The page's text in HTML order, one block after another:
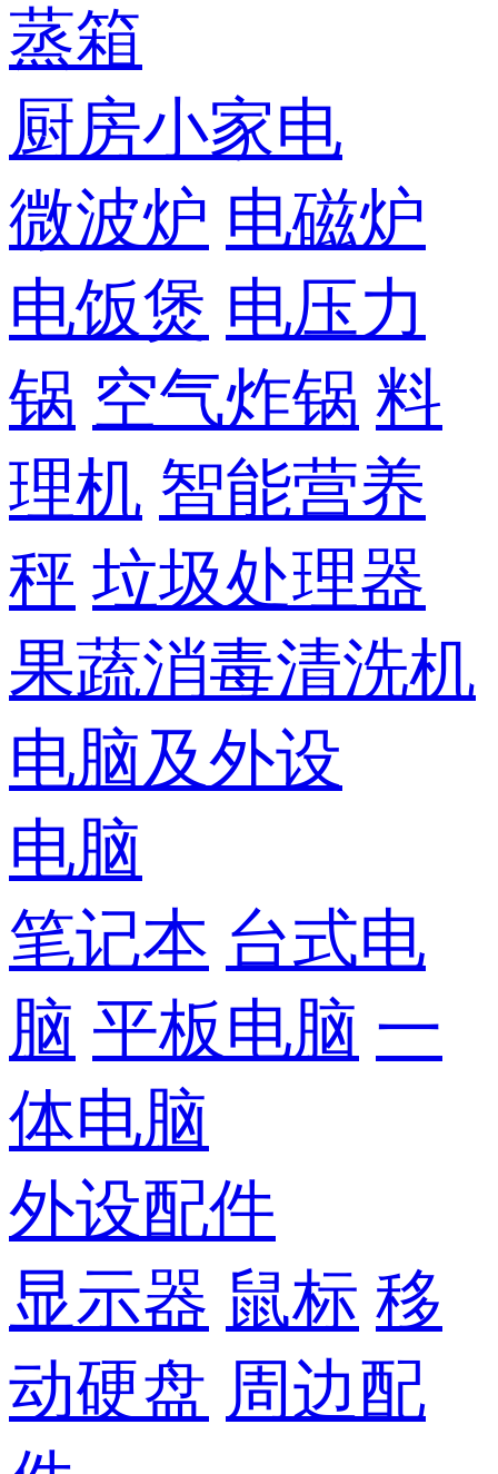
蒸箱
厨房小家电
微波炉 电磁炉
电饭煲 电压力
锅 空气炸锅 料
理机 智能营养
秤 垃圾处理器
果蔬消毒清洗机
电脑及外设
电脑
笔记本 台式电
脑 平板电脑 一
体电脑
外设配件
显示器 鼠标 移
动硬盘 周边配